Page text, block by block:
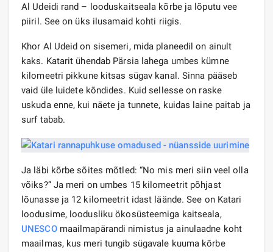
Al Udeidi rand – looduskaitseala kõrbe ja lõputu vee
piiril. See on üks ilusamaid kohti riigis.
Khor Al Udeid on sisemeri, mida planeedil on ainult
kaks. Katarit ühendab Pärsia lahega umbes kümne
kilomeetri pikkune kitsas sügav kanal. Sinna pääseb
vaid üle luidete kõndides. Kuid sellesse on raske
uskuda enne, kui näete ja tunnete, kuidas laine paitab ja
surf tabab.
Ja läbi kõrbe sõites mõtled: “No mis meri siin veel olla
võiks?” Ja meri on umbes 15 kilomeetrit põhjast
lõunasse ja 12 kilomeetrit idast läände. See on Katari
loodusime, loodusliku ökosüsteemiga kaitseala,
UNESCOmaailmapärandi nimistus ja ainulaadne koht
maailmas, kus meri tungib sügavale kuuma kõrbe